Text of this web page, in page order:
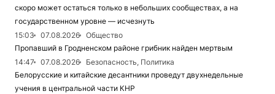
скоро может остаться только в небольших сообществах, а на
государственном уровне — исчезнуть
15:03
07.08.2026
Общество
Пропавший в Гродненском районе грибник найден мертвым
14:47
07.08.2026
Безопасность, Политика
Белорусские и китайские десантники проведут двухнедельные
учения в центральной части КНР